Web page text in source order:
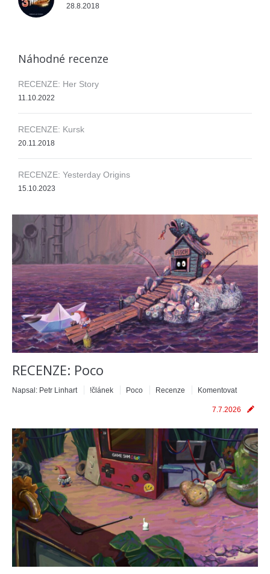
28.8.2018
Náhodné recenze
RECENZE: Her Story
11.10.2022
RECENZE: Kursk
20.11.2018
RECENZE: Yesterday Origins
15.10.2023
RECENZE: Poco
Napsal: Petr Linhart !článek Poco Recenze Komentovat
7.7.2026